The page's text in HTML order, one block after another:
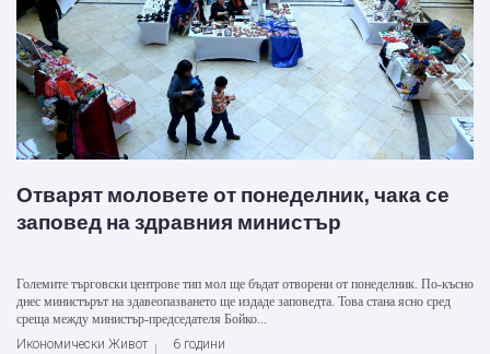
Отварят моловете от понеделник, чака се
заповед на здравния министър
Големите търговски центрове тип мол ще бъдат отворени от понеделник. По-късно
днес министърът на здавеопазването ще издаде заповедта. Това стана ясно сред
среща между министър-председателя Бойко...
Икономически Живот
6 години